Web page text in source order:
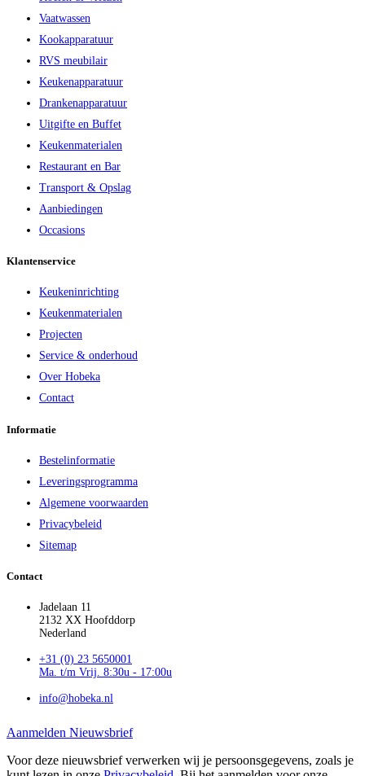
Vaatwassen
Kookapparatuur
RVS meubilair
Keukenapparatuur
Drankenapparatuur
Uitgifte en Buffet
Keukenmaterialen
Restaurant en Bar
Transport & Opslag
Aanbiedingen
Occasions
Klantenservice
Keukeninrichting
Keukenmaterialen
Projecten
Service & onderhoud
Over Hobeka
Contact
Informatie
Bestelinformatie
Leveringsprogramma
Algemene voorwaarden
Privacybeleid
Sitemap
Contact
Jadelaan 11
2132 XX Hoofddorp
Nederland
+31 (0) 23 5650001
Ma. t/m Vrij. 8:30u - 17:00u
info@hobeka.nl
Aanmelden Nieuwsbrief
Voor deze nieuwsbrief verwerken wij je persoonsgegevens, zoals je